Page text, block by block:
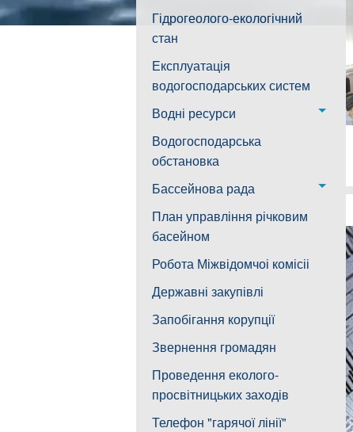
Структура
водогін № 1,2
Воскресенська дільниця –
водогін № 3
Ковалівська дільниця
Новобузька дільниця
Снігурівська дільниця
Дільниця з обслуговування
насосного обладнання та
водоочисних установок
Лабораторія моніторингу
вод
Лабораторія питного
водопостачання
Гідрогеолого-екологічний
стан
Експлуатація
водогосподарських систем
Водні ресурси
Режими роботи водних
об’єктів
Водогосподарська
обстановка
Бассейнова рада
Басейнова рада
Південного Бугу
Басейнова рада нижнього
Дніпра
Басейнова рада річок
Причорномор'я
План управління річковим
басейном
Робота Міжвідомчоі комісіі
Державні закупівлі
Запобігання корупції
Звернення громадян
Проведення еколого-
просвітницьких заходів
Телефон "гарячої лінії"